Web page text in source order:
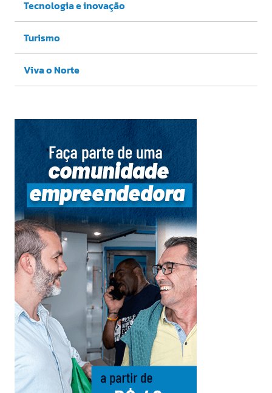
Tecnologia e inovação
Turismo
Viva o Norte